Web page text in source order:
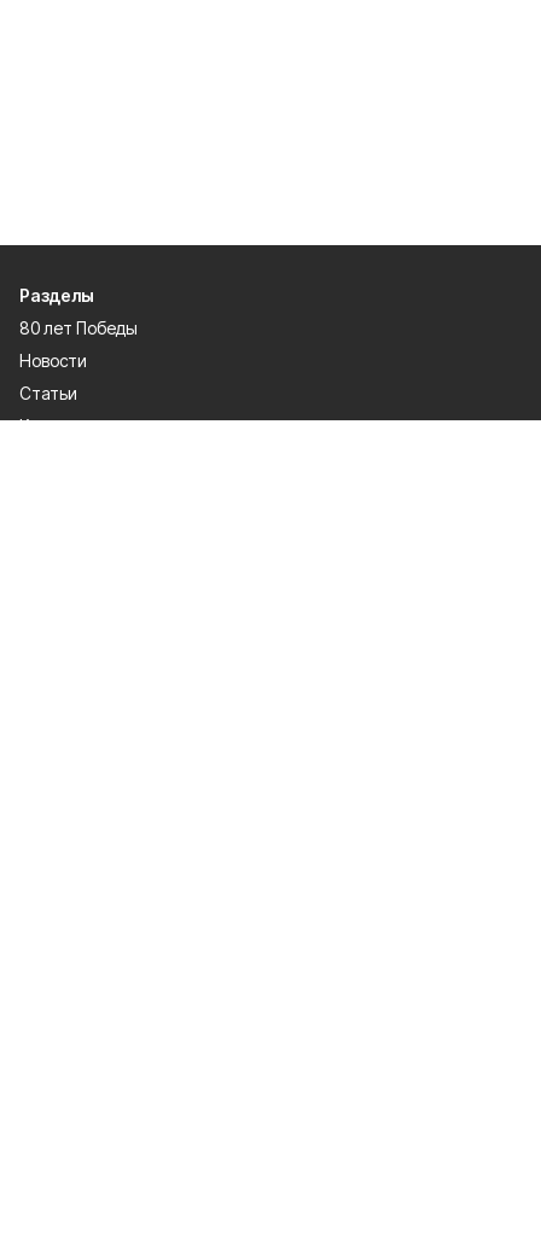
Разделы
80 лет Победы
Новости
Статьи
Культура